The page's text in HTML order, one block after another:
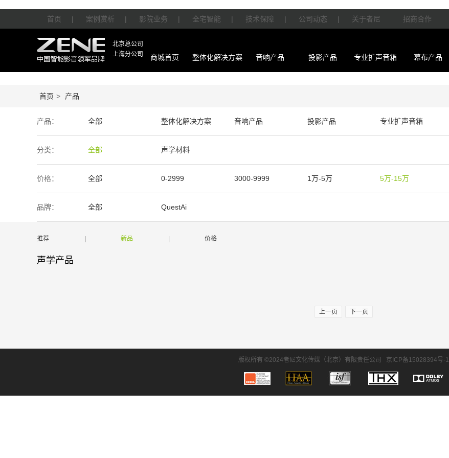
首页 | 案例赏析 | 影院业务 | 全宅智能 | 技术保障 | 公司动态 | 关于者尼 招商合作
北京总公司
上海分公司
商城首页 整体化解决方案 音响产品 投影产品 专业扩声音箱 幕布产品
首页 > 产品
产品： 全部 整体化解决方案 音响产品 投影产品 专业扩声音箱
智能产品 周边产品
分类： 全部 声学材料
价格： 全部 0-2999 3000-9999 1万-5万 5万-15万
50万-100万 100万以上
品牌： 全部 QuestAi
推荐 新品 价格
声学产品
上一页 下一页
版权所有 ©2024者尼文化传媒（北京）有限责任公司 京ICP备15028394号-1